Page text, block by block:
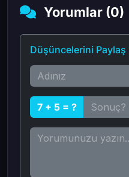
Yorumlar (0)
Düşüncelerini Paylaş
7 + 5 = ?